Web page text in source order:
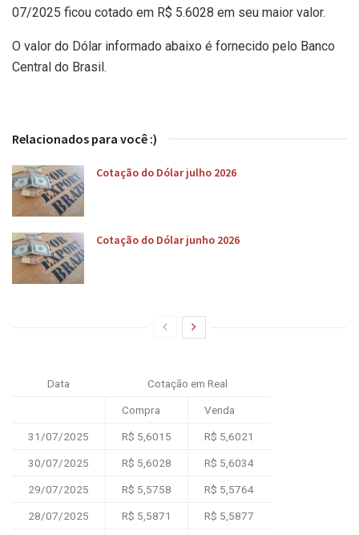
07/2025 ficou cotado em R$ 5.6028 em seu maior valor.
O valor do Dólar informado abaixo é fornecido pelo Banco
Central do Brasil.
Relacionados para você :)
Cotação do Dólar julho 2026
Cotação do Dólar junho 2026
Data Cotação em Real
Compra Venda
31/07/2025 R$ 5,6015 R$ 5,6021
30/07/2025 R$ 5,6028 R$ 5,6034
29/07/2025 R$ 5,5758 R$ 5,5764
28/07/2025 R$ 5,5871 R$ 5,5877